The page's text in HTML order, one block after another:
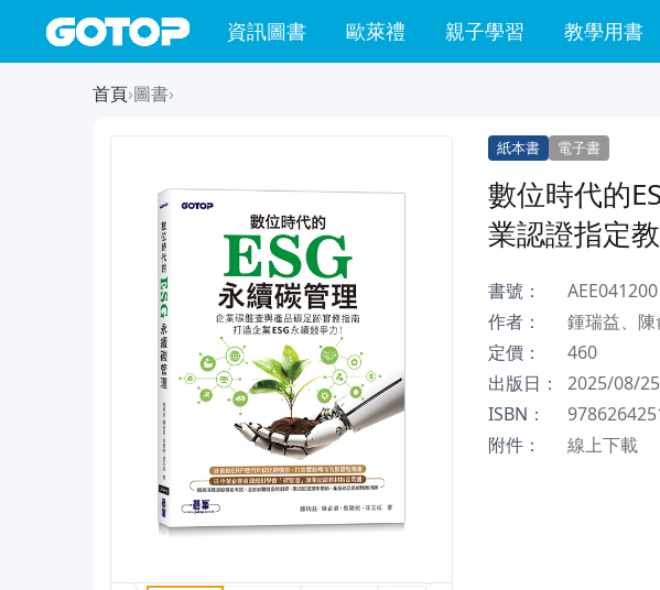
資訊圖書 歐萊禮 親子學習 教學用書
首頁›圖書›
紙本書 電子書
數位時代的
業認證指定
書號：
AEE041200
作者：
鍾瑞益、
定價：
460
出版日：
2025/08/25
ISBN：
附件：
線上下載